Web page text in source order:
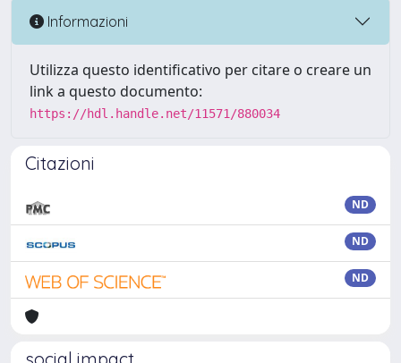
Informazioni
Utilizza questo identificativo per citare o creare un
link a questo documento:
https://hdl.handle.net/11571/880034
Citazioni
ND
ND
ND